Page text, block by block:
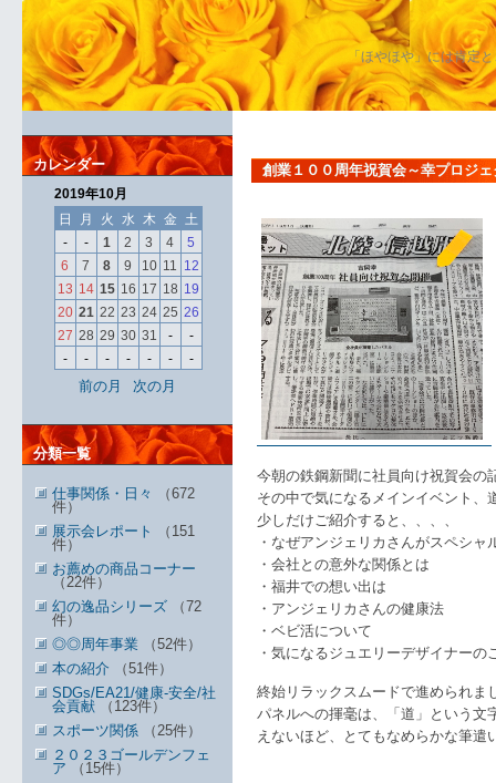
「ほやほや」には肯定
創業１００周年祝賀会～幸プロジェ
今朝の鉄鋼新聞に社員向け祝賀会の
その中で気になるメインイベント、
少しだけご紹介すると、、、、
・なぜアンジェリカさんがスペシャ
・会社との意外な関係とは
・福井での想い出は
・アンジェリカさんの健康法
・ベビ活について
・気になるジュエリーデザイナ
終始リラックスムードで進められま
パネルへの揮毫は、「道」という文
えないほど、とてもなめらかな筆
カレンダー
2019年10月
日
月 火 水 木 金 土
-
- 1 2 3 4
5
6
7 8 9 10 11 12
13 14 15 16 17 18 19
20 21 22 23 24 25 26
27 28 29 30 31 -
-
-
- - - - - -
前の月 次の月
分類一覧
仕事関係・日々
（672
件）
展示会レポート
（151
件）
お薦めの商品コーナー
（22件）
幻の逸品シリーズ （72
件）
◎◎周年事業 （52件）
本の紹介 （51件）
SDGs/EA21/健康-安全/社
会貢献 （123件）
スポーツ関係 （25件）
２０２３ゴールデンフェ
ア （15件）